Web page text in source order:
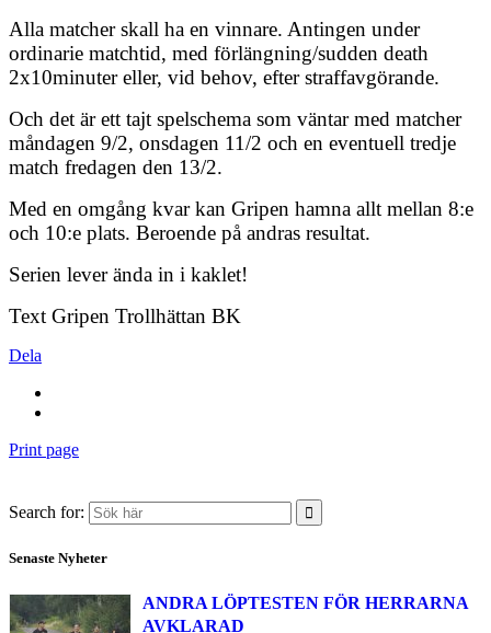
Alla matcher skall ha en vinnare. Antingen under
ordinarie matchtid, med förlängning/sudden death
2x10minuter eller, vid behov, efter straffavgörande.
Och det är ett tajt spelschema som väntar med matcher
måndagen 9/2, onsdagen 11/2 och en eventuell tredje
match fredagen den 13/2.
Med en omgång kvar kan Gripen hamna allt mellan 8:e
och 10:e plats. Beroende på andras resultat.
Serien lever ända in i kaklet!
Text Gripen Trollhättan BK
Dela
Print page
Search for:
Senaste Nyheter
ANDRA LÖPTESTEN FÖR HERRARNA
AVKLARAD